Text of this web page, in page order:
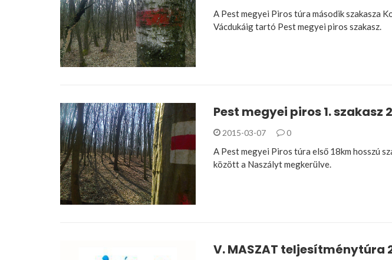
A Pest megyei Piros túra második szakasza
Vácdukáig tartó Pest megyei piros szakasz.
Pest megyei piros 1. szakasz
2015-03-07 0
A Pest megyei Piros túra első 18km hosszú
között a Naszályt megkerülve.
V. MASZAT teljesítménytúra